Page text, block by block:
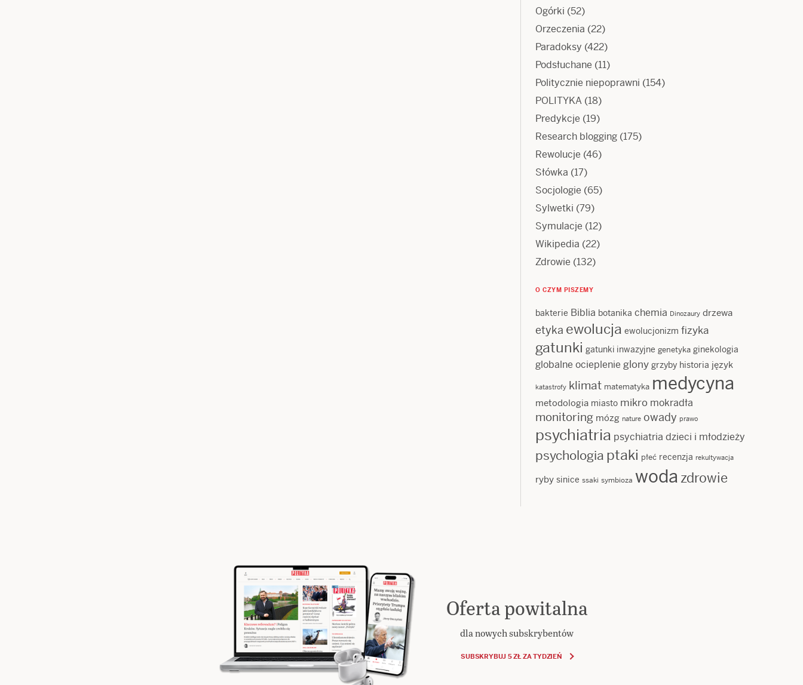
Ogórki (52)
Orzeczenia (22)
Paradoksy (422)
Podsłuchane (11)
Politycznie niepoprawni (154)
POLITYKA (18)
Predykcje (19)
Research blogging (175)
Rewolucje (46)
Słówka (17)
Socjologie (65)
Sylwetki (79)
Symulacje (12)
Wikipedia (22)
Zdrowie (132)
O CZYM PISZEMY
bakterie Biblia botanika chemia Dinozaury drzewa
etyka ewolucja ewolucjonizm fizyka
gatunki gatunki inwazyjne genetyka ginekologia
globalne ocieplenie glony grzyby historia język
katastrofy klimat matematyka medycyna
metodologia miasto mikro mokradła
monitoring mózg nature owady prawo
psychiatria psychiatria dzieci i młodzieży
psychologia ptaki płeć recenzja rekultywacja
ryby sinice ssaki symbioza woda zdrowie
Oferta powitalna
dla nowych subskrybentów
SUBSKRYBUJ 5 ZŁ ZA TYDZIEŃ